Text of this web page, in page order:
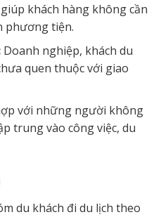
khách hàng không cần
phương tiện.
Doanh nghiệp, khách du
quen thuộc với giao
với những người không
trung vào công việc, du
du khách đi du lịch theo